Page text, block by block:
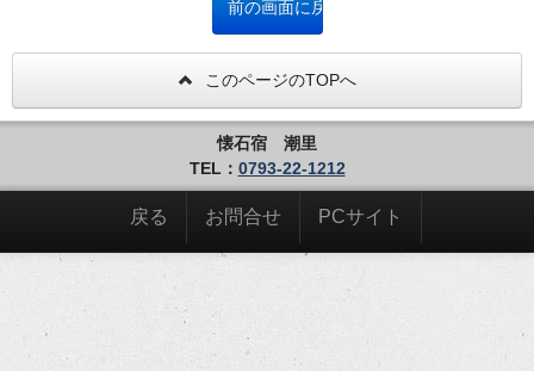
このページのTOPへ
懐石宿 潮里
TEL： 0793-22-1212
戻る お問合せ PCサイト